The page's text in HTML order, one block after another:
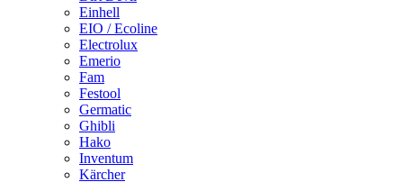
Einhell
EIO / Ecoline
Electrolux
Emerio
Fam
Festool
Germatic
Ghibli
Hako
Inventum
Kärcher